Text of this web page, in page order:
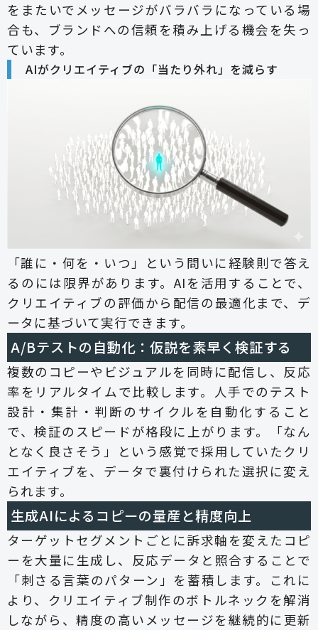
をまたいでメッセージがバラバラになっている場
合も、ブランドへの信頼を積み上げる機会を失っ
ています。
AIがクリエイティブの「当たり外れ」を減らす
「誰に・何を・いつ」という問いに経験則で答え
るのには限界があります。AIを活用することで、
クリエイティブの評価から配信の最適化まで、デ
ータに基づいて実行できます。
A/Bテストの自動化：仮説を素早く検証する
複数のコピーやビジュアルを同時に配信し、反応
率をリアルタイムで比較します。人手でのテスト
設計・集計・判断のサイクルを自動化すること
で、検証のスピードが格段に上がります。「なん
となく良さそう」という感覚で採用していたクリ
エイティブを、データで裏付けられた選択に変え
られます。
生成AIによるコピーの量産と精度向上
ターゲットセグメントごとに訴求軸を変えたコピ
ーを大量に生成し、反応データと照合することで
「刺さる言葉のパターン」を蓄積します。これに
より、クリエイティブ制作のボトルネックを解消
しながら、精度の高いメッセージを継続的に更新